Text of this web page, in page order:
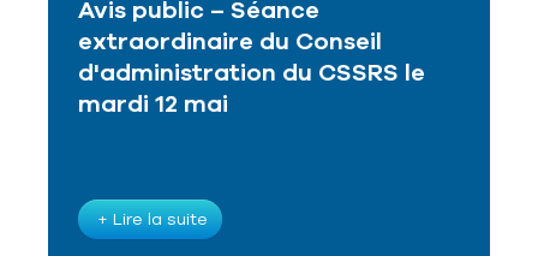
Avis public – Séance
extraordinaire du Conseil
d'administration du CSSRS le
mardi 12 mai
+ Lire la suite